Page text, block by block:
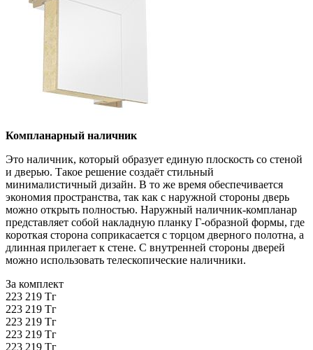
Компланарный наличник
Это наличник, который образует единую плоскость со стеной
и дверью. Такое решение создаёт стильный
минималистичный дизайн. В то же время обеспечивается
экономия пространства, так как с наружной стороны дверь
можно открыть полностью. Наружный наличник-компланар
представляет собой накладную планку Г-образной формы, где
короткая сторона соприкасается с торцом дверного полотна, а
длинная прилегает к стене. С внутренней стороны дверей
можно использовать телескопические наличники.
За комплект
223 219 Тг
223 219 Тг
223 219 Тг
223 219 Тг
223 219 Тг